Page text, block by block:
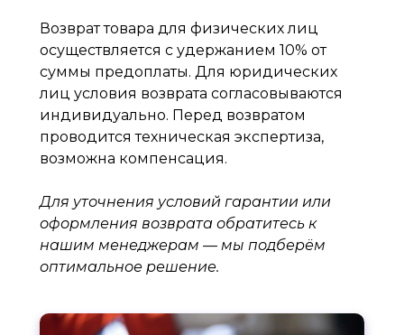
Возврат товара для физических лиц
осуществляется с удержанием 10% от
суммы предоплаты. Для юридических
лиц условия возврата согласовываются
индивидуально. Перед возвратом
проводится техническая экспертиза,
возможна компенсация.
Для уточнения условий гарантии или
оформления возврата обратитесь к
нашим менеджерам — мы подберём
оптимальное решение.